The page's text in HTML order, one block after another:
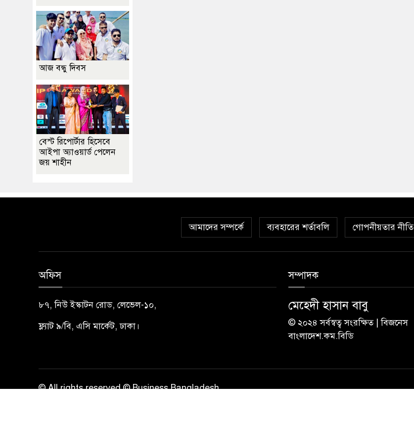
আজ বন্ধু দিবস
বেস্ট রিপোর্টার হিসেবে
আইপা অ্যাওয়ার্ড পেলেন
জয় শাহীন
আমাদের সম্পর্কে ব্যবহারের শর্তাবলি গোপনীয়তার নীতি
অফিস
৮৭, নিউ ইস্কাটন রোড, লেভেল-১০,
ফ্ল্যাট ৯/বি, এসি মার্কেট, ঢাকা।
সম্পাদক
মেহেদী হাসান বাবু
© ২০২৪ সর্বস্বত্ব সংরক্ষিত | বিজনেস
বাংলাদেশ.কম.বিডি
© All rights reserved © Business Bangladesh